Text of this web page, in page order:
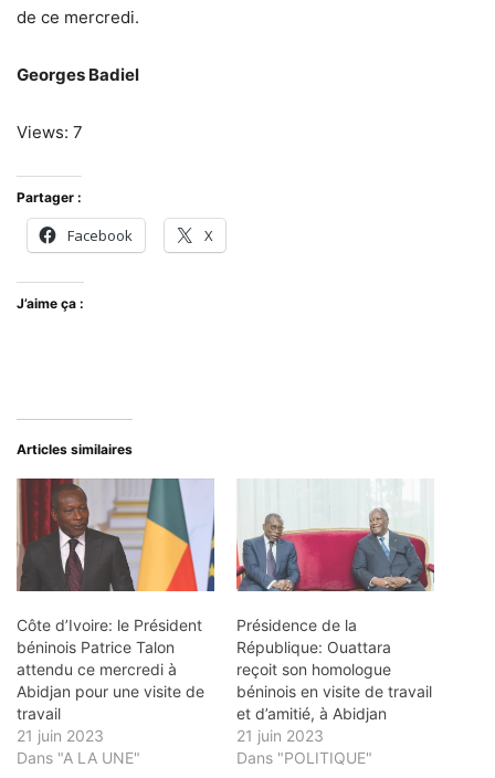
de ce mercredi.
Georges Badiel
Views: 7
Partager :
Facebook X
J’aime ça :
Articles similaires
Côte d’Ivoire: le Président
béninois Patrice Talon
attendu ce mercredi à
Abidjan pour une visite de
travail
21 juin 2023
Dans "A LA UNE"
Présidence de la
République: Ouattara
reçoit son homologue
béninois en visite de travail
et d’amitié, à Abidjan
21 juin 2023
Dans "POLITIQUE"